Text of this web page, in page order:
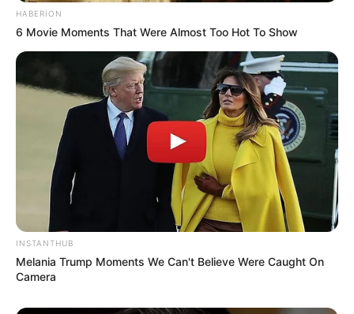
17:30 / 05 Avqust 2026 HÜQUQ
Vəkil alimentlə bağlı valideynlərin bilməli
olduğu hüquqları
açıqladı
80
HABERION
6 Movie Moments That Were Almost Too Hot To Show
INSTANTHUB
Melania Trump Moments We Can't Believe Were Caught On
Camera